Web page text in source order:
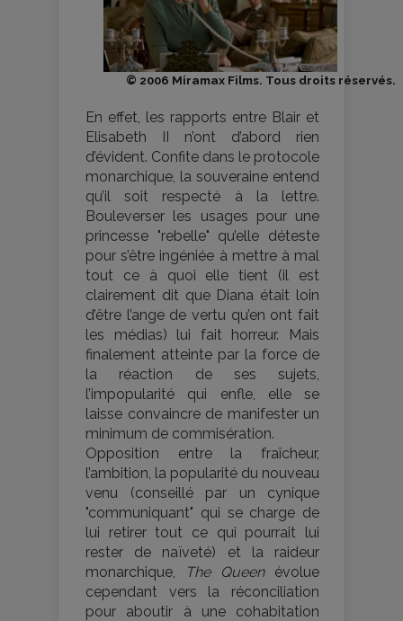
© 2006 Miramax Films. Tous droits réservés.
En effet, les rapports entre Blair et
Elisabeth II n’ont d’abord rien
d’évident. Confite dans le protocole
monarchique, la souveraine entend
qu’il soit respecté à la lettre.
Bouleverser les usages pour une
princesse "rebelle" qu’elle déteste
pour s’être ingéniée à mettre à mal
tout ce à quoi elle tient (il est
clairement dit que Diana était loin
d’être l’ange de vertu qu’en ont fait
les médias) lui fait horreur. Mais
finalement atteinte par la force de
la réaction de ses sujets,
l’impopularité qui enfle, elle se
laisse convaincre de manifester un
minimum de commisération.
Opposition entre la fraîcheur,
l’ambition, la popularité du nouveau
venu (conseillé par un cynique
"communiquant" qui se charge de
lui retirer tout ce qui pourrait lui
rester de naïveté) et la raideur
monarchique,
The Queenévolue
cependant vers la réconciliation
pour aboutir à une cohabitation